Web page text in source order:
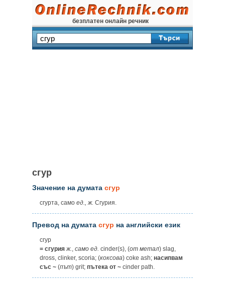
безплатен онлайн речник
сгур
Значение на думата сгур
сгурта, само ед., ж. Сгурия.
Превод на думата сгур на английски език
сгур
= сгурия ж. само ед. cinder(s), (от метал) slag,
dross, clinker, scoria; (коксова) coke ash; насипвам
със ~ (път) grit; пътека от ~ cinder path.